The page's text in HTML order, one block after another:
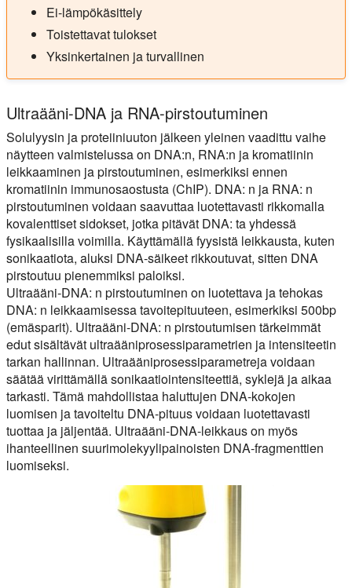
Ei-lämpökäsittely
Toistettavat tulokset
Yksinkertainen ja turvallinen
Ultraääni-DNA ja RNA-pirstoutuminen
Solulyysin ja proteiiniuuton jälkeen yleinen vaadittu vaihe
näytteen valmistelussa on DNA:n, RNA:n ja kromatiinin
leikkaaminen ja pirstoutuminen, esimerkiksi ennen
kromatiinin immunosaostusta (ChIP). DNA: n ja RNA: n
pirstoutuminen voidaan saavuttaa luotettavasti rikkomalla
kovalenttiset sidokset, jotka pitävät DNA: ta yhdessä
fysikaalisilla voimilla. Käyttämällä fyysistä leikkausta, kuten
sonikaatiota, aluksi DNA-säikeet rikkoutuvat, sitten DNA
pirstoutuu pienemmiksi paloiksi.
Ultraääni-DNA: n pirstoutuminen on luotettava ja tehokas
DNA: n leikkaamisessa tavoitepituuteen, esimerkiksi 500bp
(emäsparit). Ultraääni-DNA: n pirstoutumisen tärkeimmät
edut sisältävät ultraääniprosessiparametrien ja intensiteetin
tarkan hallinnan. Ultraääniprosessiparametreja voidaan
säätää virittämällä sonikaatiointensiteettiä, syklejä ja aikaa
tarkasti. Tämä mahdollistaa haluttujen DNA-kokojen
luomisen ja tavoiteltu DNA-pituus voidaan luotettavasti
tuottaa ja jäljentää. Ultraääni-DNA-leikkaus on myös
ihanteellinen suurimolekyylipainoisten DNA-fragmenttien
luomiseksi.